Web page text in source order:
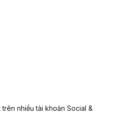
nhiều tài khoản Social &